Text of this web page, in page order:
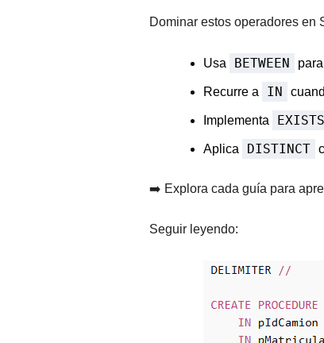
Dominar estos operadores en
Usa BETWEEN
Recurre a IN
Implementa EXISTS
Aplica DISTINCT
➡️ Explora cada guía para
Seguir leyendo: